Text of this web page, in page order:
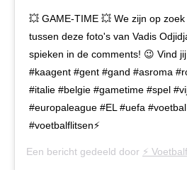
💥 GAME-TIME 💥 We zijn op
tussen deze foto's van Vadis
spieken in de comments! 😉 Vind
#kaagent #gent #gand #asroma
#italie #belgie #gametime #spel
#europaleague #EL #uefa
#voetbalflitsen⚡️
Een bericht gedeeld door ⚡️